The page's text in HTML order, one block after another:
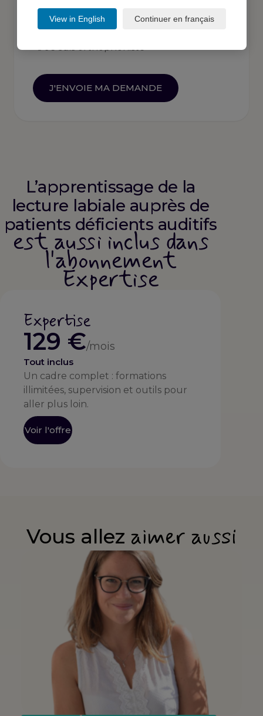
Je suis orthophoniste
L’apprentissage de la
lecture labiale auprès de
patients déficients auditifs
est aussi inclus dans
l'abonnement
Expertise
Expertise
129 €/mois
Tout inclus
Un cadre complet : formations
illimitées, supervision et outils pour
aller plus loin.
Voir l'offre
Vous allez aimer aussi
View in English Continuer en français